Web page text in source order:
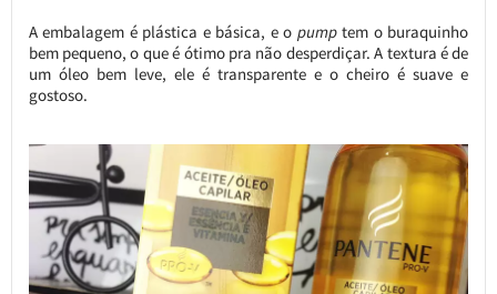
A embalagem é plástica e básica, e o pumptem o buraquinho
bem pequeno, o que é ótimo pra não desperdiçar. A textura é de
um óleo bem leve, ele é transparente e o cheiro é suave e
gostoso.